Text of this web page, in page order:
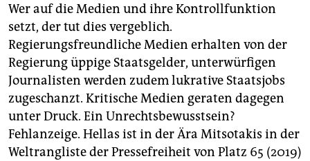
Wer auf die Medien und ihre Kontrollfunktion
setzt, der tut dies vergeblich.
Regierungsfreundliche Medien erhalten von der
Regierung üppige Staatsgelder, unterwürfigen
Journalisten werden zudem lukrative Staatsjobs
zugeschanzt. Kritische Medien geraten dagegen
unter Druck. Ein Unrechtsbewusstsein?
Fehlanzeige. Hellas ist in der Ära Mitsotakis in der
Weltrangliste der Pressefreiheit von Platz 65 (2019)